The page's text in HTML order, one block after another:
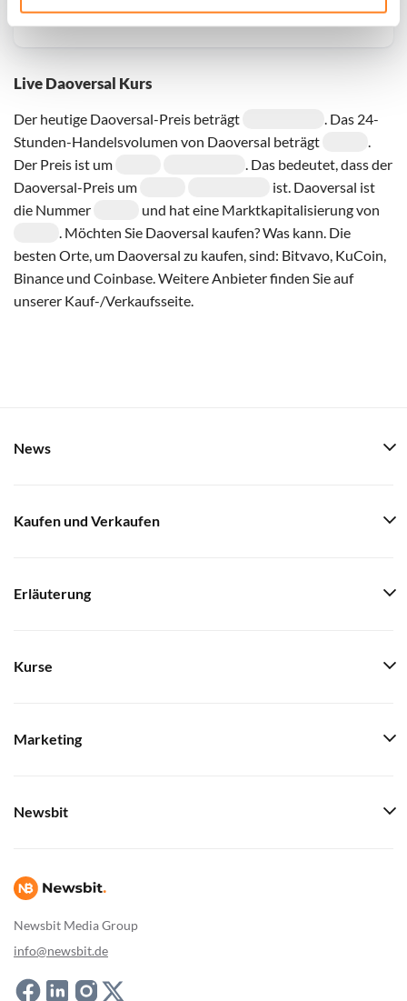
Live Daoversal Kurs
Der heutige Daoversal-Preis beträgt
. Das 24-
Stunden-Handelsvolumen von Daoversal beträgt
.
Der Preis ist um
. Das bedeutet, dass der
Daoversal-Preis um
ist. Daoversal ist
die Nummer
und hat eine Marktkapitalisierung von
. Möchten Sie Daoversal kaufen? Was kann. Die
besten Orte, um Daoversal zu kaufen, sind: Bitvavo, KuCoin,
Binance und Coinbase. Weitere Anbieter finden Sie auf
unserer Kauf-/Verkaufsseite.
Newsbit Media Group
info@newsbit.de
News
Kaufen und Verkaufen
Erläuterung
Kurse
Marketing
Newsbit